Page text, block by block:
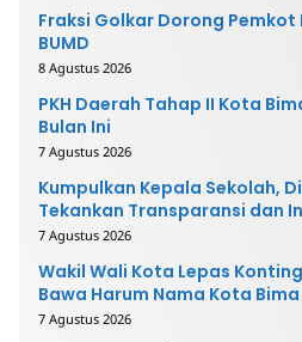
Fraksi Golkar Dorong
BUMD
8 Agustus 2026
PKH Daerah Tahap II Kota
Bulan Ini
7 Agustus 2026
Kumpulkan Kepala Sekolah,
Tekankan Transparansi dan
7 Agustus 2026
Wakil Wali Kota Lepas
Bawa Harum Nama Kota Bima
7 Agustus 2026